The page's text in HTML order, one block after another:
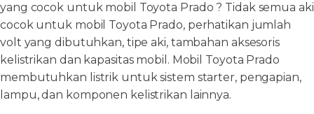
yang cocok untuk mobil Toyota Prado ? Tidak semua aki
cocok untuk mobil Toyota Prado, perhatikan jumlah
volt yang dibutuhkan, tipe aki, tambahan aksesoris
kelistrikan dan kapasitas mobil. Mobil Toyota Prado
membutuhkan listrik untuk sistem starter, pengapian,
lampu, dan komponen kelistrikan lainnya.